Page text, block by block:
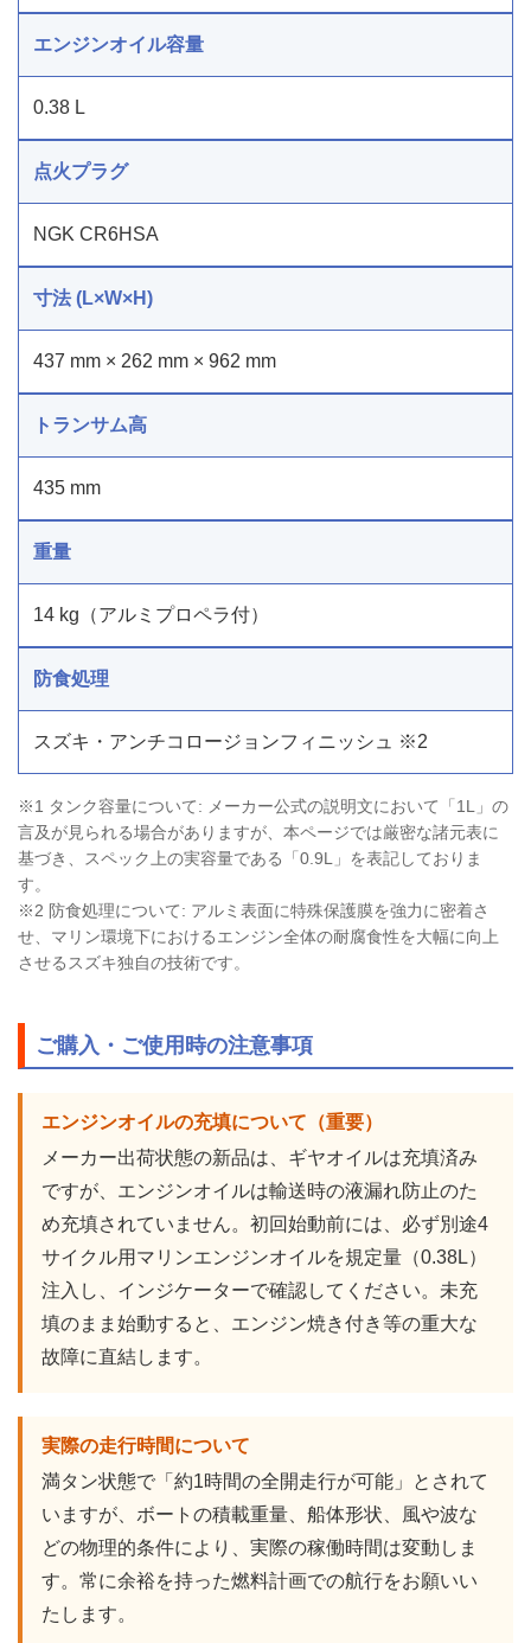
エンジンオイル容量
0.38 L
点火プラグ
NGK CR6HSA
寸法 (L×W×H)
437 mm × 262 mm × 962 mm
トランサム高
435 mm
重量
14 kg（アルミプロペラ付）
防食処理
スズキ・アンチコロージョンフィニッシュ ※2
※1 タンク容量について: メーカー公式の説明文において「1L」の
言及が見られる場合がありますが、本ページでは厳密な諸元表に
基づき、スペック上の実容量である「0.9L」を表記しておりま
す。
※2 防食処理について: アルミ表面に特殊保護膜を強力に密着さ
せ、マリン環境下におけるエンジン全体の耐腐食性を大幅に向上
させるスズキ独自の技術です。
ご購入・ご使用時の注意事項
エンジンオイルの充填について（重要）
メーカー出荷状態の新品は、ギヤオイルは充填済み
ですが、エンジンオイルは輸送時の液漏れ防止のた
め充填されていません。初回始動前には、必ず別途4
サイクル用マリンエンジンオイルを規定量（0.38L）
注入し、インジケーターで確認してください。未充
填のまま始動すると、エンジン焼き付き等の重大な
故障に直結します。
実際の走行時間について
満タン状態で「約1時間の全開走行が可能」とされて
いますが、ボートの積載重量、船体形状、風や波な
どの物理的条件により、実際の稼働時間は変動しま
す。常に余裕を持った燃料計画での航行をお願いい
たします。